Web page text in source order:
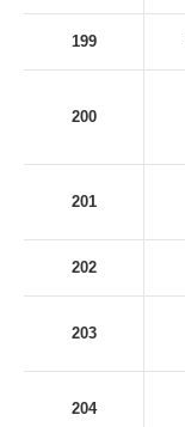
199
200
201
202
203
204